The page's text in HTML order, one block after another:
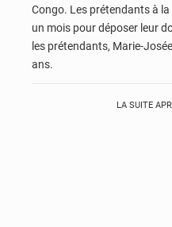
Congo. Les prétendants à
un mois pour déposer leur
les prétendants, Marie-
ans.
LA SUITE